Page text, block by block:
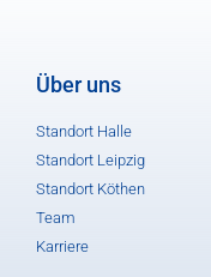
Über uns
Standort Halle
Standort Leipzig
Standort Köthen
Team
Karriere